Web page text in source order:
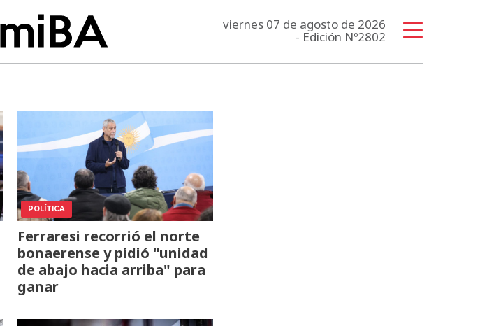
viernes 07 de agosto de 2026
- Edición Nº2802
POLÍTICA
Ferraresi recorrió el norte
bonaerense y pidió "unidad
de abajo hacia arriba" para
ganar